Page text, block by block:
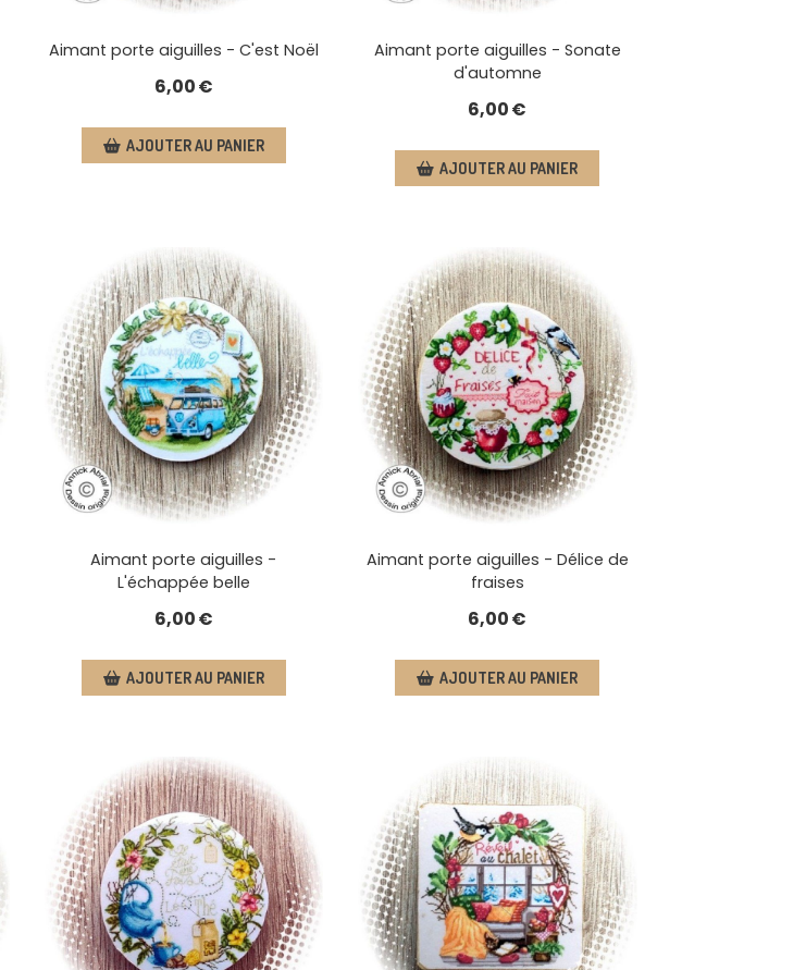
Aimant porte aiguilles - C'est Noël
6,00€
AJOUTER AU PANIER
Aimant porte aiguilles - Sonate
d'automne
6,00€
AJOUTER AU PANIER
Aimant porte aiguilles -
L'échappée belle
6,00€
AJOUTER AU PANIER
Aimant porte aiguilles - Délice de
fraises
6,00€
AJOUTER AU PANIER